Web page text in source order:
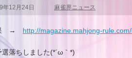
年12月24日 麻雀界ニュース
果 → http://magazine.mahjong-
選落ちしました(*´ω｀*)